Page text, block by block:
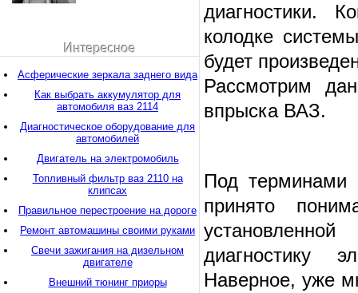
диагностики.
колодке
будет
Рассмотрим
впрыска ВАЗ.
Под терминами
принято
диагностику
Наверное, уже
Интересное
Асферические зеркала заднего вида
Как выбрать аккумулятор для
автомобиля ваз 2114
Диагностическое оборудование для
автомобилей
Двигатель на электромобиль
Топливный фильтр ваз 2110 на
клипсах
Правильное перестроение на дороге
Ремонт автомашины своими руками
Свечи зажигания на дизельном
двигателе
Внешний тюнинг приоры